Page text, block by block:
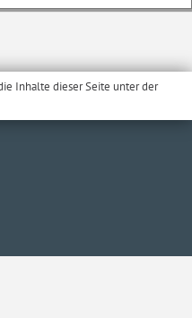
Inhalte dieser Seite unter der